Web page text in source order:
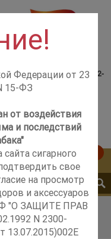
Обратный звонок
со склада +7(925)502-
Robusto
Федерации от 23
15-ФЗ
от воздействия
и последствий
сигарного
свое
на просмотр
и аксессуаров
"О ЗАЩИТЕ ПРАВ
N 2300-
13.07.2015)002E